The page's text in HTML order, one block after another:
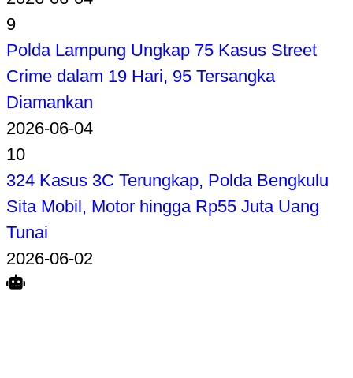
9
Polda Lampung Ungkap 75 Kasus Street
Crime dalam 19 Hari, 95 Tersangka
Diamankan
2026-06-04
10
324 Kasus 3C Terungkap, Polda Bengkulu
Sita Mobil, Motor hingga Rp55 Juta Uang
Tunai
2026-06-02